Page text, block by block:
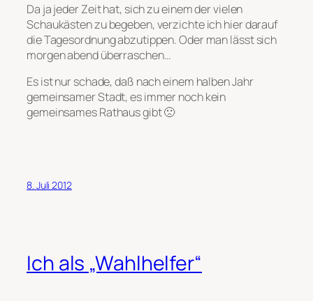
Da ja jeder Zeit hat, sich zu einem der vielen
Schaukästen zu begeben, verzichte ich hier darauf
die Tagesordnung abzutippen. Oder man lässt sich
morgen abend überraschen…
Es ist nur schade, daß nach einem halben Jahr
gemeinsamer Stadt, es immer noch kein
gemeinsames Rathaus gibt 🙁
8. Juli 2012
Ich als „Wahlhelfer“